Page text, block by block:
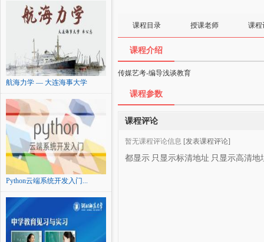
航海力学 — 大连海事大学
Python云端系统开发入门...
课程目录 授课老师 课程
课程介绍
传媒艺考-编导浅谈教育
课程参数
课程评论
暂无课程评论信息 [发表课程评论]
都显示 只显示标清地址 只显示高清地